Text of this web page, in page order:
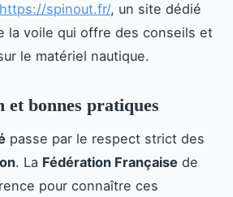
https://spinout.fr/, un site dédié
la voile qui offre des conseils et
le matériel nautique.
et bonnes pratiques
passe par le respect strict des
. La Fédération Française de
pour connaître ces